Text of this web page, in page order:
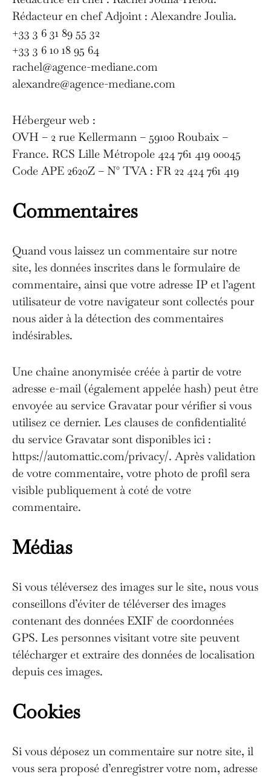
Rédacteur en chef Adjoint : Alexandre Joulia.
+33 3 6 31 89 55 32
+33 3 6 10 18 95 64
rachel@agence-mediane.com
alexandre@agence-mediane.com
Hébergeur web :
OVH – 2 rue Kellermann – 59100 Roubaix –
France. RCS Lille Métropole 424 761 419 00045
Code APE 2620Z – N° TVA : FR 22 424 761 419
Commentaires
Quand vous laissez un commentaire sur notre
site, les données inscrites dans le formulaire de
commentaire, ainsi que votre adresse IP et l’agent
utilisateur de votre navigateur sont collectés pour
nous aider à la détection des commentaires
indésirables.
Une chaîne anonymisée créée à partir de votre
adresse e-mail (également appelée hash) peut être
envoyée au service Gravatar pour vérifier si vous
utilisez ce dernier. Les clauses de confidentialité
du service Gravatar sont disponibles ici :
https://automattic.com/privacy/. Après validation
de votre commentaire, votre photo de profil sera
visible publiquement à coté de votre
commentaire.
Médias
Si vous téléversez des images sur le site, nous vous
conseillons d’éviter de téléverser des images
contenant des données EXIF de coordonnées
GPS. Les personnes visitant votre site peuvent
télécharger et extraire des données de localisation
depuis ces images.
Cookies
Si vous déposez un commentaire sur notre site, il
vous sera proposé d’enregistrer votre nom, adresse